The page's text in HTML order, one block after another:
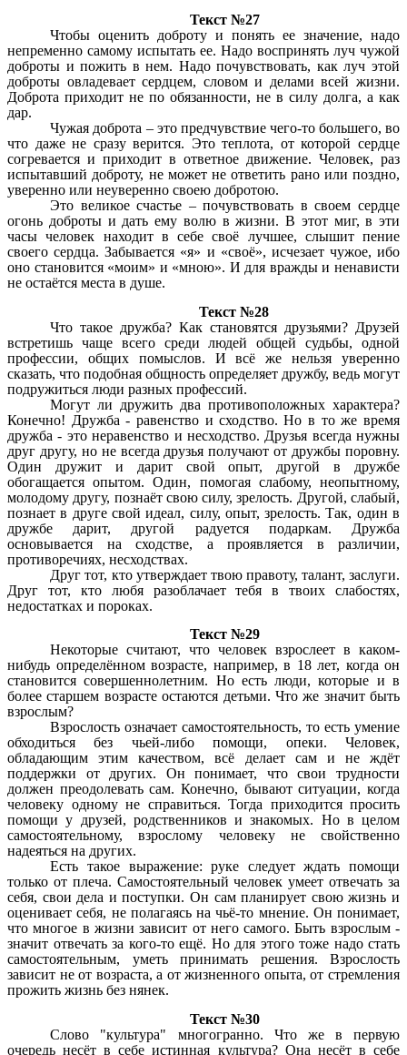
Текст №27
Чтобы оценить доброту и понять ее значение, надо
непременно самому испытать ее. Надо воспринять луч чужой
доброты и пожить в нем. Надо почувствовать, как луч этой
доброты овладевает сердцем, словом и делами всей жизни.
Доброта приходит не по обязанности, не в силу долга, а как
дар.
Чужая доброта – это предчувствие чего-то большего, во
что даже не сразу верится. Это теплота, от которой сердце
согревается и приходит в ответное движение. Человек, раз
испытавший доброту, не может не ответить рано или поздно,
уверенно или неуверенно своею добротою.
Это великое счастье – почувствовать в своем сердце
огонь доброты и дать ему волю в жизни. В этот миг, в эти
часы человек находит в себе своё лучшее, слышит пение
своего сердца. Забывается «я» и «своё», исчезает чужое, ибо
оно становится «моим» и «мною». И для вражды и ненависти
не остаётся места в душе.
Текст №28
Что такое дружба? Как становятся друзьями? Друзей
встретишь чаще всего среди людей общей судьбы, одной
профессии, общих помыслов. И всё же нельзя уверенно
сказать, что подобная общность определяет дружбу, ведь могут
подружиться люди разных профессий.
Могут ли дружить два противоположных характера?
Конечно! Дружба - равенство и сходство. Но в то же время
дружба - это неравенство и несходство. Друзья всегда нужны
друг другу, но не всегда друзья получают от дружбы поровну.
Один дружит и дарит свой опыт, другой в дружбе
обогащается опытом. Один, помогая слабому, неопытному,
молодому другу, познаёт свою силу, зрелость. Другой, слабый,
познает в друге свой идеал, силу, опыт, зрелость. Так, один в
дружбе дарит, другой радуется подаркам. Дружба
основывается на сходстве, а проявляется в различии,
противоречиях, несходствах.
Друг тот, кто утверждает твою правоту, талант, заслуги.
Друг тот, кто любя разоблачает тебя в твоих слабостях,
недостатках и пороках.
Текст №29
Некоторые считают, что человек взрослеет в каком-
нибудь определённом возрасте, например, в 18 лет, когда он
становится совершеннолетним. Но есть люди, которые и в
более старшем возрасте остаются детьми. Что же значит быть
взрослым?
Взрослость означает самостоятельность, то есть умение
обходиться без чьей-либо помощи, опеки. Человек,
обладающим этим качеством, всё делает сам и не ждёт
поддержки от других. Он понимает, что свои трудности
должен преодолевать сам. Конечно, бывают ситуации, когда
человеку одному не справиться. Тогда приходится просить
помощи у друзей, родственников и знакомых. Но в целом
самостоятельному, взрослому человеку не свойственно
надеяться на других.
Есть такое выражение: руке следует ждать помощи
только от плеча. Самостоятельный человек умеет отвечать за
себя, свои дела и поступки. Он сам планирует свою жизнь и
оценивает себя, не полагаясь на чьё-то мнение. Он понимает,
что многое в жизни зависит от него самого. Быть взрослым -
значит отвечать за кого-то ещё. Но для этого тоже надо стать
самостоятельным, уметь принимать решения. Взрослость
зависит не от возраста, а от жизненного опыта, от стремления
прожить жизнь без нянек.
Текст №30
Слово "культура" многогранно. Что же в первую
очередь несёт в себе истинная культура? Она несёт в себе